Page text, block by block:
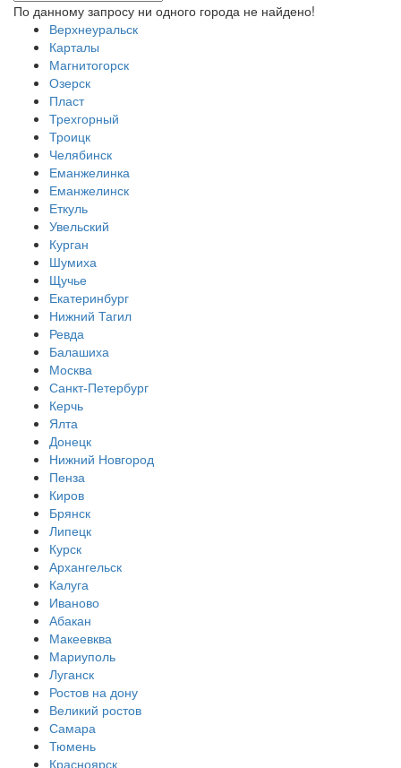
По данному запросу ни одного города не найдено!
Верхнеуральск
Карталы
Магнитогорск
Озерск
Пласт
Трехгорный
Троицк
Челябинск
Еманжелинка
Еманжелинск
Еткуль
Увельский
Курган
Шумиха
Щучье
Екатеринбург
Нижний Тагил
Ревда
Балашиха
Москва
Санкт-Петербург
Керчь
Ялта
Донецк
Нижний Новгород
Пенза
Киров
Брянск
Липецк
Курск
Архангельск
Калуга
Иваново
Абакан
Макеевква
Мариуполь
Луганск
Ростов на дону
Великий ростов
Самара
Тюмень
Красноярск